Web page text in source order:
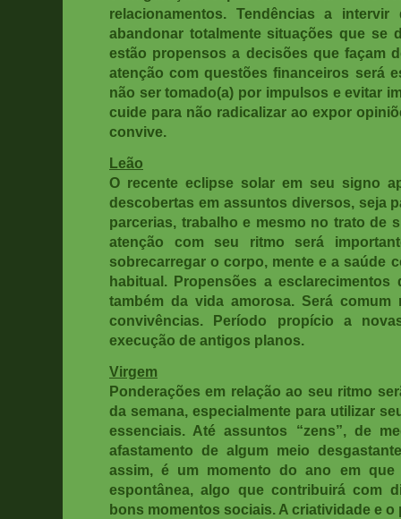
relacionamentos. Tendências a
abandonar totalmente situações que se
estão propensos a decisões que façam
atenção com questões financeiros será
não ser tomado(a) por impulsos e evitar
cuide para não radicalizar ao expor
convive.
Leão
O recente eclipse solar em seu signo
descobertas em assuntos diversos, seja
parcerias, trabalho e mesmo no trato de
atenção com seu ritmo será
sobrecarregar o corpo, mente e a saúde
habitual. Propensões a esclarecimentos
também da vida amorosa. Será
convivências. Período propício a
execução de antigos planos.
Virgem
Ponderações em relação ao seu ritmo
da semana, especialmente para utilizar
essenciais. Até assuntos “zens”, de
afastamento de algum meio
assim, é um momento do ano em que
espontânea, algo que contribuirá com
bons momentos sociais. A criatividade e